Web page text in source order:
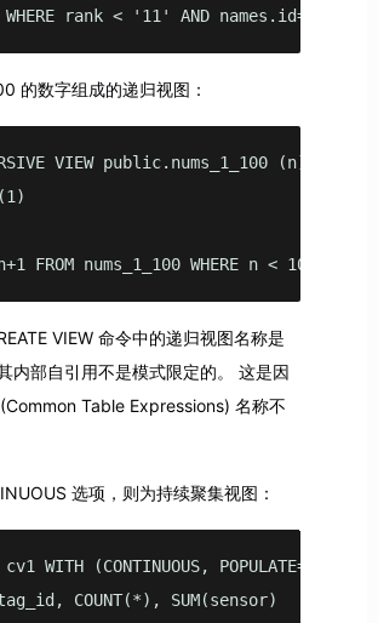
rank < '11' AND
的数字组成的递归视图：
VIEW public.nums_1_100 (n) AS
FROM nums_1_100 WHERE n < 100;
VIEW 命令中的递归视图名称是
内部自引用不是模式限定的。 这是因
Table Expressions) 名称不
选项，则为持续聚集视图：
cv1 WITH (CONTINUOUS, POPULATE=false)
COUNT(*), SUM(sensor)